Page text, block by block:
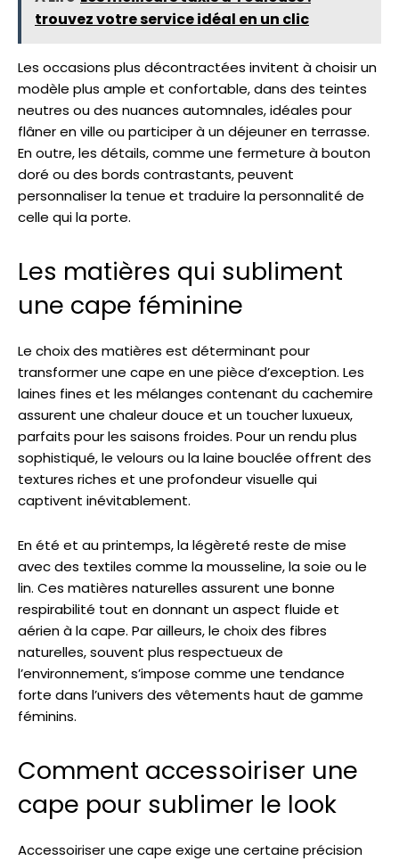
trouvez votre service idéal en un clic
Les occasions plus décontractées invitent à choisir un
modèle plus ample et confortable, dans des teintes
neutres ou des nuances automnales, idéales pour
flâner en ville ou participer à un déjeuner en terrasse.
En outre, les détails, comme une fermeture à bouton
doré ou des bords contrastants, peuvent
personnaliser la tenue et traduire la personnalité de
celle qui la porte.
Les matières qui subliment
une cape féminine
Le choix des matières est déterminant pour
transformer une cape en une pièce d’exception. Les
laines fines et les mélanges contenant du cachemire
assurent une chaleur douce et un toucher luxueux,
parfaits pour les saisons froides. Pour un rendu plus
sophistiqué, le velours ou la laine bouclée offrent des
textures riches et une profondeur visuelle qui
captivent inévitablement.
En été et au printemps, la légèreté reste de mise
avec des textiles comme la mousseline, la soie ou le
lin. Ces matières naturelles assurent une bonne
respirabilité tout en donnant un aspect fluide et
aérien à la cape. Par ailleurs, le choix des fibres
naturelles, souvent plus respectueux de
l’environnement, s’impose comme une tendance
forte dans l’univers des vêtements haut de gamme
féminins.
Comment accessoiriser une
cape pour sublimer le look
Accessoiriser une cape exige une certaine précision